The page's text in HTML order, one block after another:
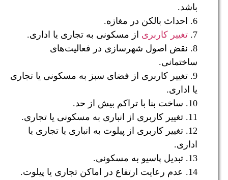
باشد.
تغییر کاربریاز مسکونی به تجاری یا اداری.
8. نقض اصول شهرسازی در فعالیت‌های
ساختمانی.
9. تغییر کاربری از فضای سبز به مسکونی یا تجاری
یا اداری.
12. تغییر کاربری از پیلوت به انباری یا تجاری یا
اداری.